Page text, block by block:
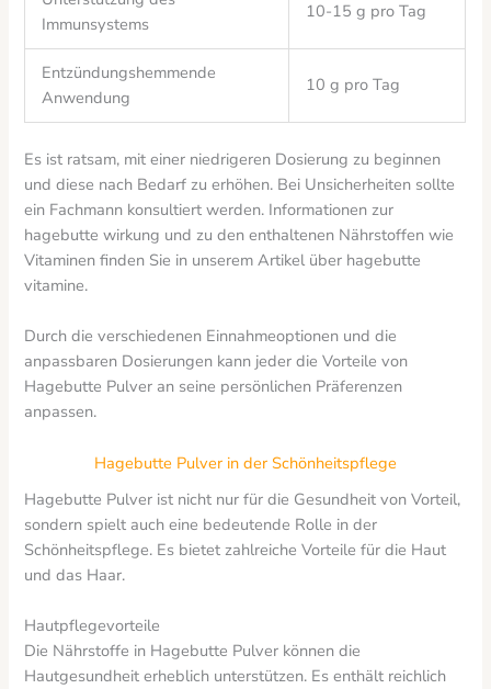
Immunsystems
10-15 g pro Tag
Entzündungshemmende
Anwendung
10 g pro Tag
Es ist ratsam, mit einer niedrigeren Dosierung zu beginnen
und diese nach Bedarf zu erhöhen. Bei Unsicherheiten sollte
ein Fachmann konsultiert werden. Informationen zur
hagebutte wirkung und zu den enthaltenen Nährstoffen wie
Vitaminen finden Sie in unserem Artikel über hagebutte
vitamine.
Durch die verschiedenen Einnahmeoptionen und die
anpassbaren Dosierungen kann jeder die Vorteile von
Hagebutte Pulver an seine persönlichen Präferenzen
anpassen.
Hagebutte Pulver in der Schönheitspflege
Hagebutte Pulver ist nicht nur für die Gesundheit von Vorteil,
sondern spielt auch eine bedeutende Rolle in der
Schönheitspflege. Es bietet zahlreiche Vorteile für die Haut
und das Haar.
Hautpflegevorteile
Die Nährstoffe in Hagebutte Pulver können die
Hautgesundheit erheblich unterstützen. Es enthält reichlich